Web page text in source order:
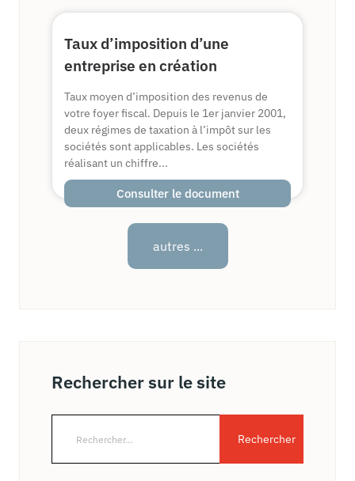
Taux d’imposition d’une
entreprise en création
Taux moyen d’imposition des revenus de
votre foyer fiscal. Depuis le 1er janvier 2001,
deux régimes de taxation à l’impôt sur les
sociétés sont applicables. Les sociétés
réalisant un chiffre...
Consulter le document
autres ...
Rechercher sur le site